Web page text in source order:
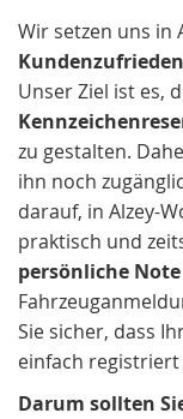
Wir setzen uns in
Unser Ziel ist es,
zu gestalten.
ihn noch
darauf, in Alzey-
praktisch und
persönliche Note
Sie sicher, dass
einfach
Darum sollten